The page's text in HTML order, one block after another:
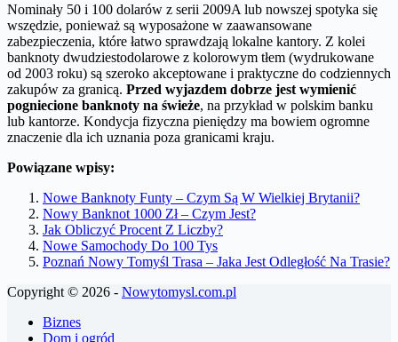
Nominały 50 i 100 dolarów z serii 2009A lub nowszej spotyka się
wszędzie, ponieważ są wyposażone w zaawansowane
zabezpieczenia, które łatwo sprawdzają lokalne kantory. Z kolei
banknoty dwudziestodolarowe z kolorowym tłem (wydrukowane
od 2003 roku) są szeroko akceptowane i praktyczne do codziennych
zakupów za granicą. Przed wyjazdem dobrze jest wymienić
pogniecione banknoty na świeże, na przykład w polskim banku
lub kantorze. Kondycja fizyczna pieniędzy ma bowiem ogromne
znaczenie dla ich uznania poza granicami kraju.
Powiązane wpisy:
Nowe Banknoty Funty – Czym Są W Wielkiej Brytanii?
Nowy Banknot 1000 Zł – Czym Jest?
Jak Obliczyć Procent Z Liczby?
Nowe Samochody Do 100 Tys
Poznań Nowy Tomyśl Trasa – Jaka Jest Odległość Na Trasie?
Copyright © 2026 - Nowytomysl.com.pl
Biznes
Dom i ogród